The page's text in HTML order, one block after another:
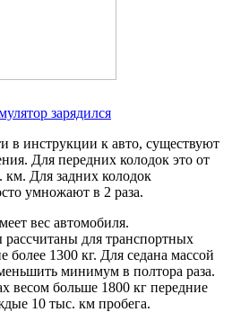
зарядился
в инструкции к авто, существуют
Для передних колодок это от
км. Для задних колодок
умножают в 2 раза.
вес автомобиля.
для транспортных
1300 кг. Для седана массой
минимум в полтора раза.
весом больше 1800 кг передние
10 тыс. км пробега.